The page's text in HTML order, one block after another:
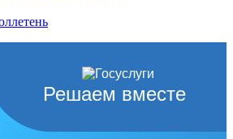
Решаем вместе